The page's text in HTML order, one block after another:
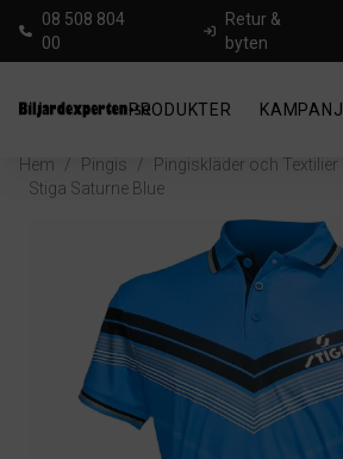
08 508 804
00
Retur &
byten
PRODUKTER KAMPANJ
Hem / Pingis / Pingiskläder och Textilier
Stiga Saturne Blue